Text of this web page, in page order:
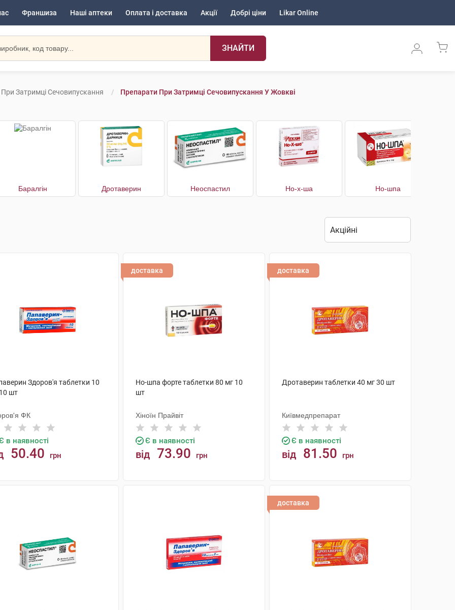
Франшиза Наші аптеки Оплата і доставка Акції Добрі ціни Likar Online
ЗНАЙТИ
Затримці Сечовипускання Препарати При Затримці Сечовипускання У Жовкві
Баралгін Дротаверин Неоспастил Но-х-ша Но-шпа
Здоров'я таблетки 10
шт
ФК
в наявності
50.40 грн
доставка
Но-шпа форте таблетки 80 мг 10
шт
Хіноїн Прайвіт
Є в наявності
від 73.90 грн
доставка
Дротаверин таблетки 40 мг 30 шт
Київмедпрепарат
Є в наявності
від 81.50 грн
доставка